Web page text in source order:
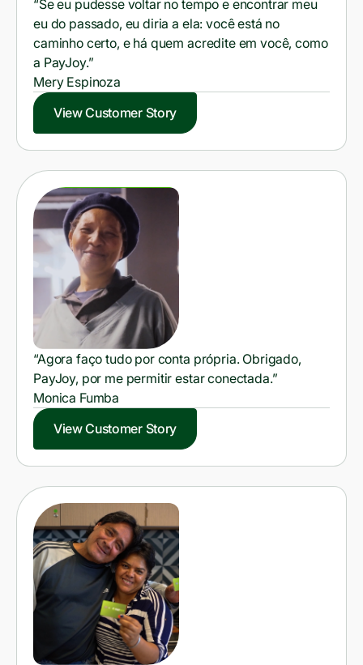
“Se eu pudesse voltar no tempo e encontrar meu
eu do passado, eu diria a ela: você está no
caminho certo, e há quem acredite em você, como
a PayJoy.”
Mery Espinoza
View Customer Story
“Agora faço tudo por conta própria. Obrigado,
PayJoy, por me permitir estar conectada.”
Monica Fumba
View Customer Story